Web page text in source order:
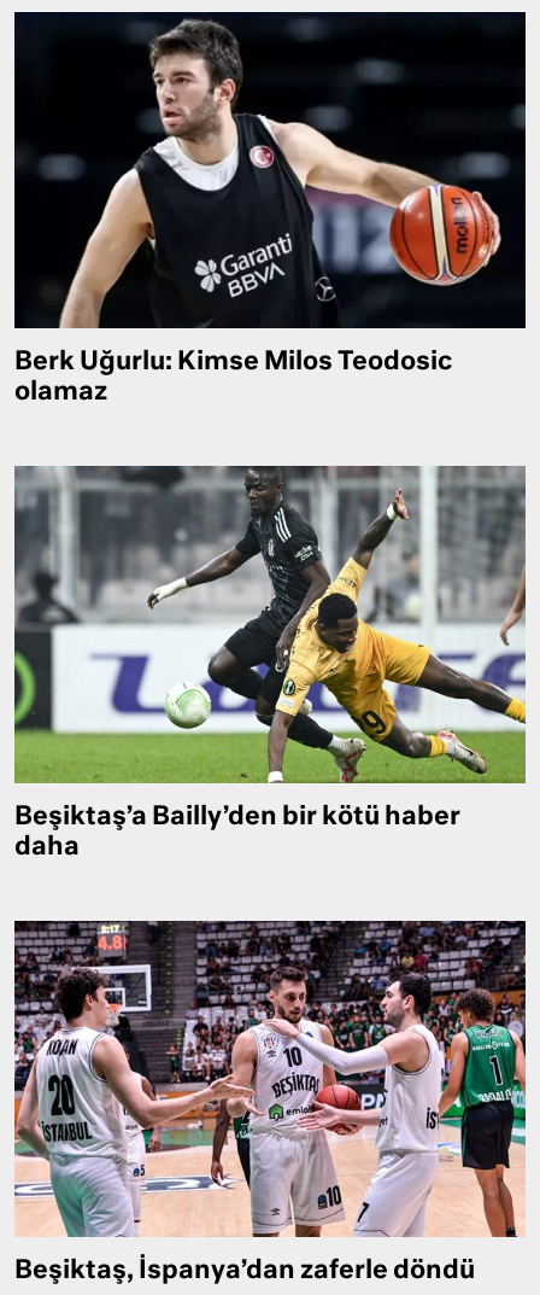
Berk Uğurlu: Kimse Milos Teodosic
olamaz
Beşiktaş’a Bailly’den bir kötü haber
daha
Beşiktaş, İspanya’dan zaferle döndü